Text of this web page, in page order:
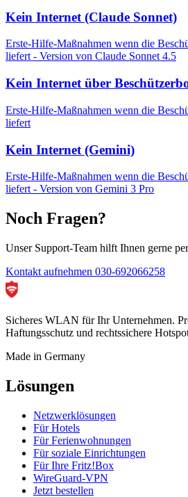
Kein Internet (Claude Sonnet)
Erste-Hilfe-Maßnahmen wenn die
liefert - Version von Claude Sonnet 4.5
Kein Internet über
Erste-Hilfe-Maßnahmen wenn die
liefert
Kein Internet (Gemini)
Erste-Hilfe-Maßnahmen wenn die
liefert - Version von Gemini 3 Pro
Noch Fragen?
Unser Support-Team hilft Ihnen gerne
Kontakt aufnehmen 030-692066258
Sicheres WLAN für Ihr Unternehmen.
Haftungsschutz und rechtssichere
Made in Germany
Lösungen
Netzwerklösungen
Für Hotels
Für Ferienwohnungen
Für soziale Einrichtungen
Für Ihre Fritz!Box
WireGuard-VPN
Jetzt bestellen